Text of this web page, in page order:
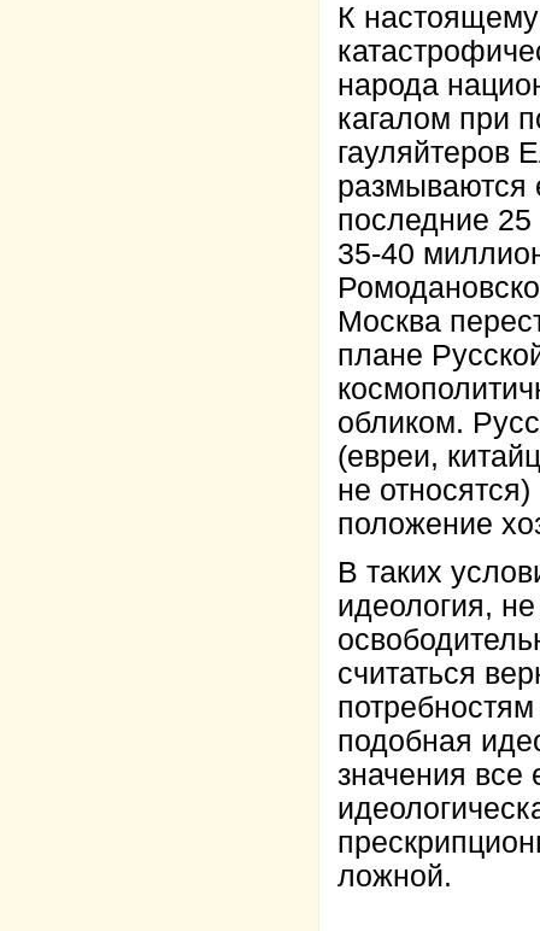
К
народа
кагалом при
гауляйтеров
размываются
последние
35-40
Москва
плане
обликом.
(евреи,
не
положение
В таких
идеология,
считаться
подобная
значения все
ложной.